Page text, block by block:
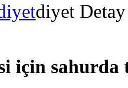
diyet Detay
için sahurda